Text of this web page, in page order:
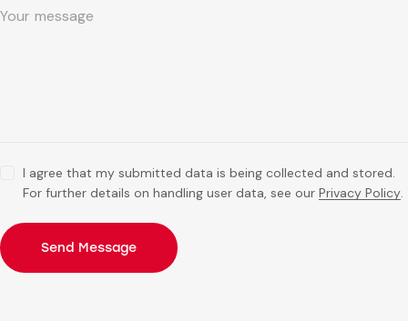
I agree that my submitted data is being collected and stored.
For further details on handling user data, see ourPrivacy Policy.
Send Message